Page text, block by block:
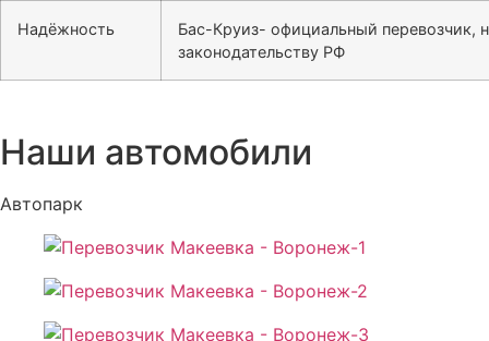
Надёжность
Бас-Круиз- официальный перевозчик,
законодательству РФ
Наши автомобили
Автопарк